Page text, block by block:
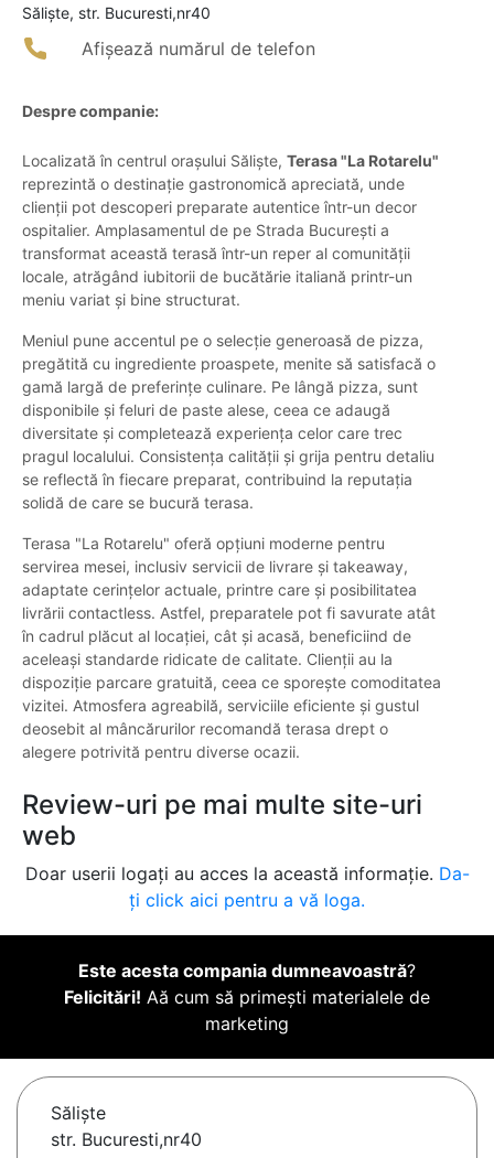
Sălişte, str. Bucuresti,nr40
Afișează numărul de telefon
Despre companie:
Localizată în centrul orașului Săliște, Terasa "La Rotarelu"
reprezintă o destinație gastronomică apreciată, unde
clienții pot descoperi preparate autentice într-un decor
ospitalier. Amplasamentul de pe Strada București a
transformat această terasă într-un reper al comunității
locale, atrăgând iubitorii de bucătărie italiană printr-un
meniu variat și bine structurat.
Meniul pune accentul pe o selecție generoasă de pizza,
pregătită cu ingrediente proaspete, menite să satisfacă o
gamă largă de preferințe culinare. Pe lângă pizza, sunt
disponibile și feluri de paste alese, ceea ce adaugă
diversitate și completează experiența celor care trec
pragul localului. Consistența calității și grija pentru detaliu
se reflectă în fiecare preparat, contribuind la reputația
solidă de care se bucură terasa.
Terasa "La Rotarelu" oferă opțiuni moderne pentru
servirea mesei, inclusiv servicii de livrare și takeaway,
adaptate cerințelor actuale, printre care și posibilitatea
livrării contactless. Astfel, preparatele pot fi savurate atât
în cadrul plăcut al locației, cât și acasă, beneficiind de
aceleași standarde ridicate de calitate. Clienții au la
dispoziție parcare gratuită, ceea ce sporește comoditatea
vizitei. Atmosfera agreabilă, serviciile eficiente și gustul
deosebit al mâncărurilor recomandă terasa drept o
alegere potrivită pentru diverse ocazii.
Review-uri pe mai multe site-uri
web
Doar userii logați au acces la această informație. Da-
ți click aici pentru a vă loga.
Este acesta compania dumneavoastră?
Felicitări! Aă cum să primești materialele de
marketing
Sălişte
str. Bucuresti,nr40